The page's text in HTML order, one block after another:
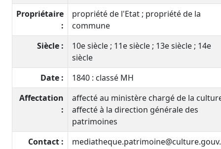
Propriétaire
:
propriété de l'Etat ; propriété de la
commune
Siècle :
10e siècle ; 11e siècle ; 13e siècle ; 14e
siècle
Date :
1840 : classé MH
Affectation
:
affecté au ministère chargé de la
affecté à la direction générale des
patrimoines
Contact :